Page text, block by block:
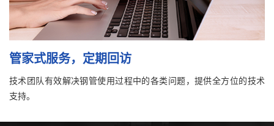
管家式服务，定期回访
技术团队有效解决钢管使用过程中的各类问题，提供全方位的技术
支持。